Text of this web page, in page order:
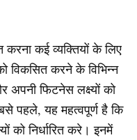
करना कई व्यक्तियों के लिए
विकसित करने के विभिन्न
अपनी फिटनेस लक्ष्यों को
पहले, यह महत्वपूर्ण है कि
को निर्धारित करे। इनमें